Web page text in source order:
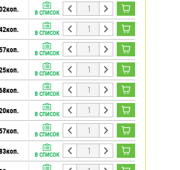
В СПИСОК
В СПИСОК
В СПИСОК
В СПИСОК
В СПИСОК
В СПИСОК
В СПИСОК
В СПИСОК